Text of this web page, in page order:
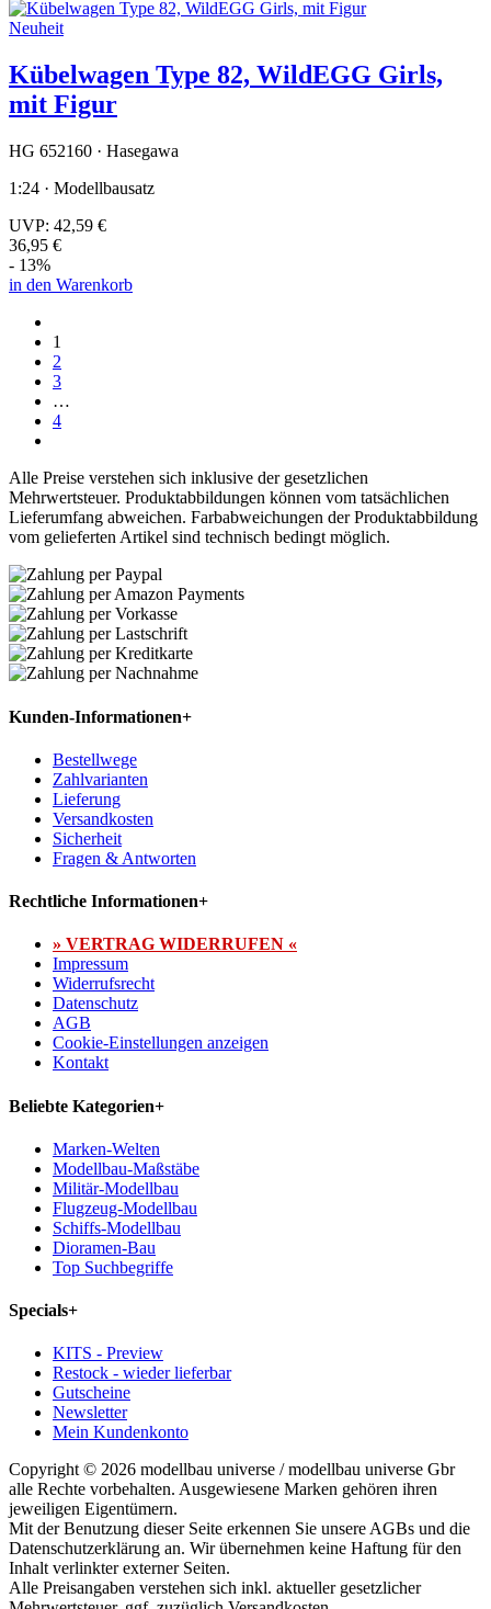
Neuheit
Kübelwagen Type 82, WildEGG Girls,
mit Figur
HG 652160 · Hasegawa
1:24 · Modellbausatz
UVP: 42,59 €
36,95 €
- 13%
in den Warenkorb
1
2
3
…
4
Alle Preise verstehen sich inklusive der gesetzlichen
Mehrwertsteuer. Produktabbildungen können vom tatsächlichen
Lieferumfang abweichen. Farbabweichungen der Produktabbildung
vom gelieferten Artikel sind technisch bedingt möglich.
Kunden-Informationen+
Bestellwege
Zahlvarianten
Lieferung
Versandkosten
Sicherheit
Fragen & Antworten
Rechtliche Informationen+
» VERTRAG WIDERRUFEN «
Impressum
Widerrufsrecht
Datenschutz
AGB
Cookie-Einstellungen anzeigen
Kontakt
Beliebte Kategorien+
Marken-Welten
Modellbau-Maßstäbe
Militär-Modellbau
Flugzeug-Modellbau
Schiffs-Modellbau
Dioramen-Bau
Top Suchbegriffe
Specials+
KITS - Preview
Restock - wieder lieferbar
Gutscheine
Newsletter
Mein Kundenkonto
Copyright © 2026 modellbau universe / modellbau universe Gbr
alle Rechte vorbehalten. Ausgewiesene Marken gehören ihren
jeweiligen Eigentümern.
Mit der Benutzung dieser Seite erkennen Sie unsere AGBs und die
Datenschutzerklärung an. Wir übernehmen keine Haftung für den
Inhalt verlinkter externer Seiten.
Alle Preisangaben verstehen sich inkl. aktueller gesetzlicher